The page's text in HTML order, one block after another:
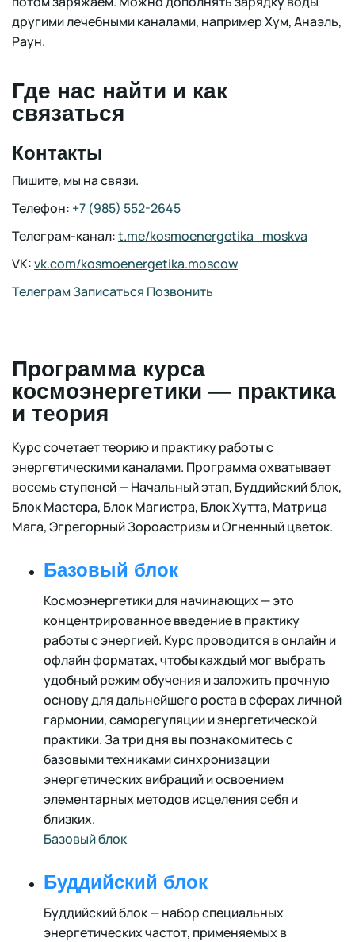
другими лечебными каналами, например Хум, Анаэль,
Раун.
Где нас найти и как
связаться
Контакты
Пишите, мы на связи.
Телефон: +7 (985) 552-2645
Телеграм-канал:t.me/kosmoenergetika_moskva
VK:vk.com/kosmoenergetika.moscow
ТелеграмЗаписаться Позвонить
Программа курса
космоэнергетики — практика
и теория
Курс сочетает теорию и практику работы с
энергетическими каналами. Программа охватывает
восемь ступеней — Начальный этап, Буддийский блок,
Блок Мастера, Блок Магистра, Блок Хутта, Матрица
Мага, Эгрегорный Зороастризм и Огненный цветок.
Базовый блок
Космоэнергетики для начинающих — это
концентрированное введение в практику
работы с энергией. Курс проводится в онлайн и
офлайн форматах, чтобы каждый мог выбрать
удобный режим обучения и заложить прочную
основу для дальнейшего роста в сферах личной
гармонии, саморегуляции и энергетической
практики. За три дня вы познакомитесь с
базовыми техниками синхронизации
энергетических вибраций и освоением
элементарных методов исцеления себя и
близких.
Базовый блок
Буддийский блок
Буддийский блок — набор специальных
энергетических частот, применяемых в